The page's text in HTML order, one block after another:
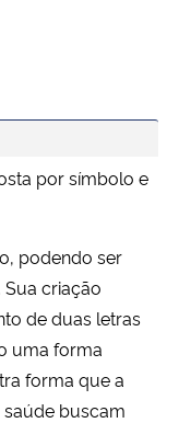
por símbolo e
podendo ser
criação
de duas letras
uma forma
forma que a
buscam